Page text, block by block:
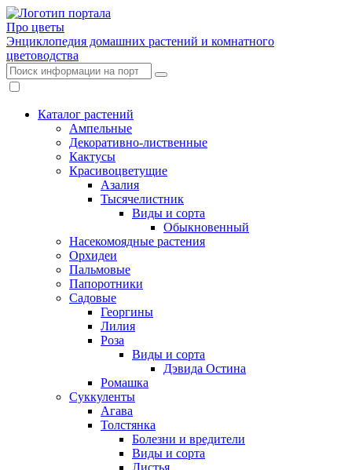
Про цветы
Энциклопедия домашних растений и комнатного
цветоводства
Каталог растений
Ампельные
Декоративно-лиственные
Кактусы
Красивоцветущие
Азалия
Тысячелистник
Виды и сорта
Обыкновенный
Насекомоядные растения
Орхидеи
Пальмовые
Папоротники
Садовые
Георгины
Лилия
Роза
Виды и сорта
Дэвида Остина
Ромашка
Суккуленты
Агава
Толстянка
Болезни и вредители
Виды и сорта
Листья